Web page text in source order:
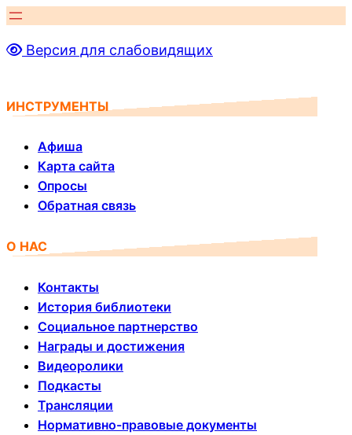
Перейти
содержимому
Версия для слабовидящих
ИНСТРУМЕНТЫ
Афиша
Карта сайта
Опросы
Обратная связь
О НАС
Контакты
История библиотеки
Социальное партнерство
Награды и достижения
Видеоролики
Подкасты
Трансляции
Нормативно-правовые документы